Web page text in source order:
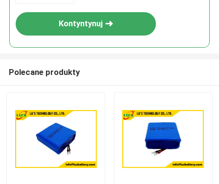
Kontyntynuj
Polecane produkty